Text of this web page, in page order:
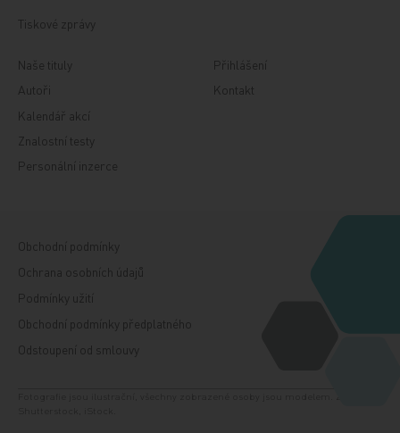
Tiskové zprávy
Naše tituly
Autoři
Kalendář akcí
Znalostní testy
Personální inzerce
Přihlášení
Kontakt
Obchodní podmínky
Ochrana osobních údajů
Podmínky užití
Obchodní podmínky předplatného
Odstoupení od smlouvy